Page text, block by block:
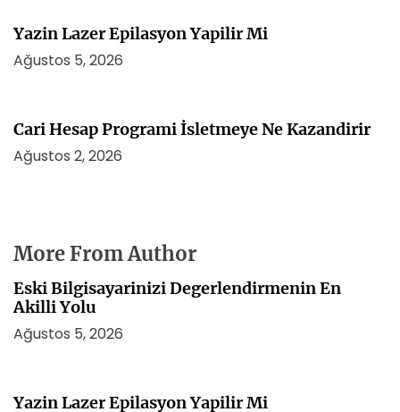
Yazin Lazer Epilasyon Yapilir Mi
Ağustos 5, 2026
Cari Hesap Programi İsletmeye Ne Kazandirir
Ağustos 2, 2026
More From Author
Eski Bilgisayarinizi Degerlendirmenin En
Akilli Yolu
Ağustos 5, 2026
Yazin Lazer Epilasyon Yapilir Mi